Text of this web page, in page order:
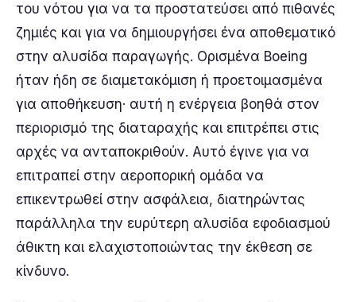
του νότου για να τα προστατεύσει από πιθανές
ζημιές και για να δημιουργήσει ένα αποθεματικό
στην αλυσίδα παραγωγής. Ορισμένα Boeing
ήταν ήδη σε διαμετακόμιση ή προετοιμασμένα
για αποθήκευση· αυτή η ενέργεια βοηθά στον
περιορισμό της διαταραχής και επιτρέπει στις
αρχές να ανταποκριθούν. Αυτό έγινε για να
επιτραπεί στην αεροπορική ομάδα να
επικεντρωθεί στην ασφάλεια, διατηρώντας
παράλληλα την ευρύτερη αλυσίδα εφοδιασμού
άθικτη και ελαχιστοποιώντας την έκθεση σε
κίνδυνο.